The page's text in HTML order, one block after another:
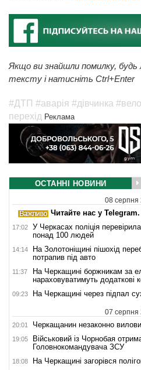
Якщо ви знайшли помилку, будь
тексту і натисніть Ctrl+Enter
#ДТП #аварія #дівчинка
перехід Реклама
ОСТАННІ НОВИНИ
08 серпня
Читайте нас у
17:02
У Черкасах поліція
понад 100 людей
14:14
На Золотоніщині пішохід
потрапив під авто
11:37
На Черкащині боржникам за
нараховуватимуть додаткові
09:23 На Черкащині через підпал
07 серпня
20:01 Черкащанин незаконно
19:05
Військовий із Чорнобая
Головнокомандувача ЗСУ
18:08 На Черкащині загорівся